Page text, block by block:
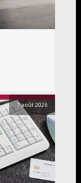
7 août 2026